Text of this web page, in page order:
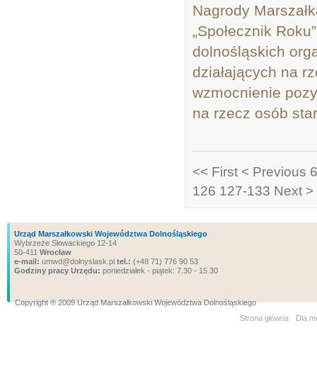
Nagrody
„Społecznik
dolnośląskich
działających na
wzmocnienie
na rzecz osób
<< First < Previous
126 127-133 Next >
Urząd Marszałkowski Województwa Dolnośląskiego
Wybrzeże Słowackiego 12-14
50-411 Wrocław
e-mail: umwd@dolnyslask.pl tel.: (+48 71) 776 90 53
Godziny pracy Urzędu: poniedziałek - piątek: 7.30 - 15.30
Copyright ® 2009 Urząd Marszałkowski Województwa Dolnośląskiego
Strona główna
Dla